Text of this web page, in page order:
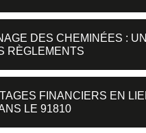
DES CHEMINÉES :
RÈGLEMENTS
FINANCIERS EN
LE 91810